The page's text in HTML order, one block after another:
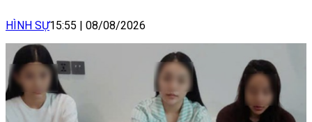
HÌNH SỰ15:55 08/08/2026